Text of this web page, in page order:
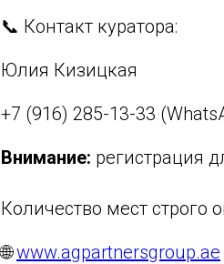
📞 Контакт куратора:
Юлия Кизицкая
+7 (916) 285-13-33
Внимание: регистрация
Количество мест строго
🌐www.agpartnersgroup.ae